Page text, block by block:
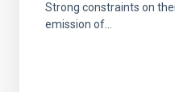
Strong constraints on
emission of...